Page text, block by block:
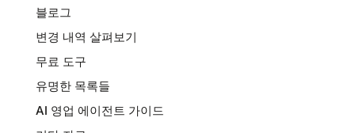
블로그
변경 내역 살펴보기
무료 도구
유명한 목록들
AI 영업 에이전트 가이드